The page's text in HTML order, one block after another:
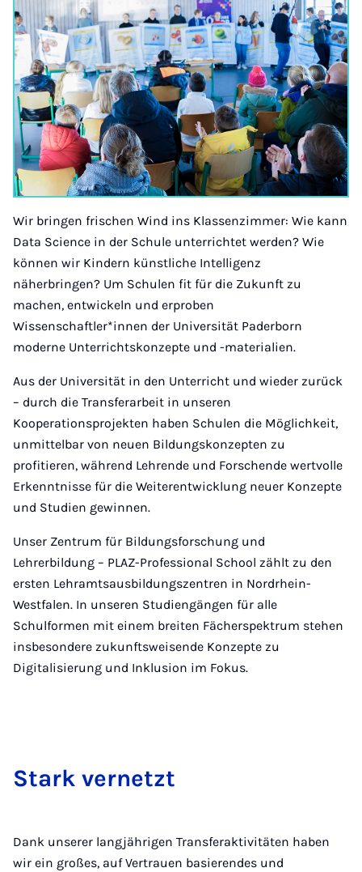
Wir bringen frischen Wind ins Klassenzimmer: Wie kann
Data Science in der Schule unterrichtet werden? Wie
können wir Kindern künstliche Intelligenz
näherbringen? Um Schulen fit für die Zukunft zu
machen, entwickeln und erproben
Wissenschaftler*innen der Universität Paderborn
moderne Unterrichtskonzepte und ­-materialien.
Aus der Universität in den Unterricht und wieder zurück
– durch die Transferarbeit in unseren
Kooperationsprojekten haben Schulen die Möglichkeit,
unmittelbar von neuen Bildungskonzepten zu
profitieren, während Lehrende und Forschende wertvolle
Erkenntnisse für die Weiterentwicklung neuer Konzepte
und Studien gewinnen.
Unser Zentrum für Bildungsforschung und
Lehrerbildung – PLAZ-Professional School zählt zu den
ersten Lehramtsausbildungszentren in Nordrhein-
Westfalen. In unseren Studiengängen für alle
Schulformen mit einem breiten Fächerspektrum stehen
insbesondere zukunftsweisende Konzepte zu
Digitalisierung und Inklusion im Fokus.
Stark ver­netzt
Dank unserer langjährigen Transferaktivitäten haben
wir ein großes, auf Vertrauen basierendes und